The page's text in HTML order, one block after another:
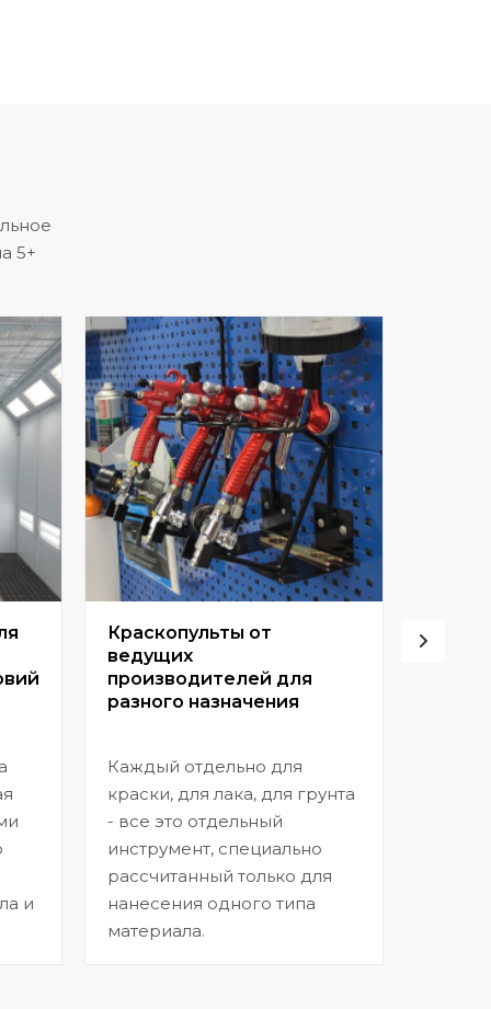
5+
и
Краскопульты от
ведущих
производителей для
разного назначения
Каждый отдельно для
краски, для лака, для грунта
- все это отдельный
инструмент, специально
рассчитанный только для
нанесения одного типа
материала.